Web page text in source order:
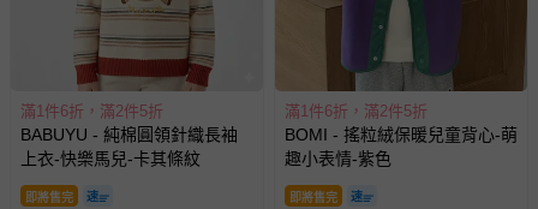
滿1件6折，滿2件5折
BABUYU - 純棉圓領針織長袖
上衣-快樂馬兒-卡其條紋
即將售完
滿1件6折，滿2件5折
BOMI - 搖粒絨保暖兒童背心-萌
趣小表情-紫色
即將售完